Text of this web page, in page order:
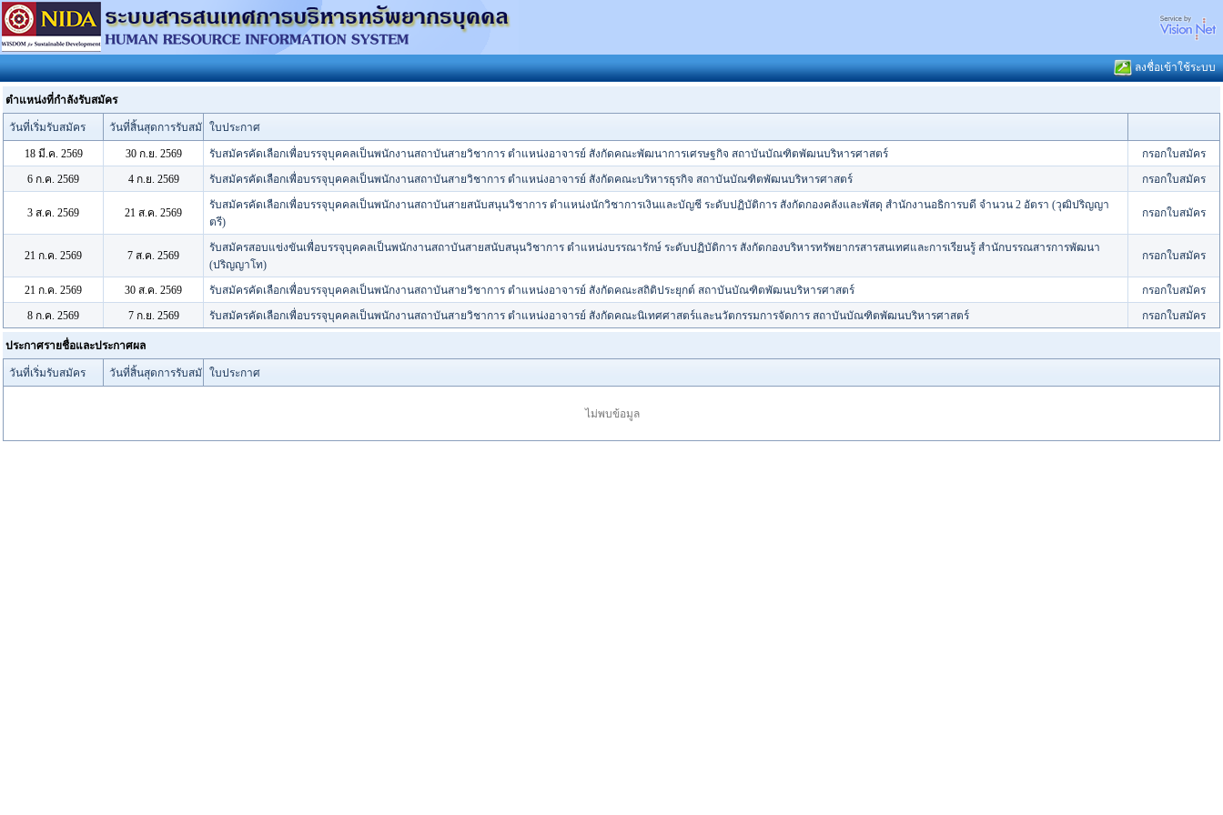
ลงชื่อเข้าใช้ระบบ
ตำแหน่งที่กำลังรับสมัคร
วันที่เริ่มรับสมัคร วันที่สิ้นสุดการรับสมัครใบประกาศ
18 มี.ค. 2569 30 ก.ย. 2569 รับสมัครคัดเลือกเพื่อบรรจุบุคคลเป็นพนักงานสถาบันสายวิชาการ ตำแหน่งอาจารย์ สังกัดคณะพัฒนาการเศรษฐกิจ สถาบันบัณฑิตพัฒนบริหารศาสตร์
กรอกใบสมัคร
6 ก.ค. 2569
4 ก.ย. 2569 รับสมัครคัดเลือกเพื่อบรรจุบุคคลเป็นพนักงานสถาบันสายวิชาการ ตำแหน่งอาจารย์ สังกัดคณะบริหารธุรกิจ สถาบันบัณฑิตพัฒนบริหารศาสตร์ กรอกใบสมัคร
3 ส.ค. 2569 21 ส.ค. 2569
รับสมัครคัดเลือกเพื่อบรรจุบุคคลเป็นพนักงานสถาบันสายสนับสนุนวิชาการ ตำแหน่งนักวิชาการเงินและบัญชี ระดับปฏิบัติการ สังกัดกองคลังและพัสดุ สำนักงานอธิการบดี จำนวน 2 อัตรา (วุฒิปริญญา
ตรี)
กรอกใบสมัคร
21 ก.ค. 2569 7 ส.ค. 2569
รับสมัครสอบแข่งขันเพื่อบรรจุบุคคลเป็นพนักงานสถาบันสายสนับสนุนวิชาการ ตำแหน่งบรรณารักษ์ ระดับปฏิบัติการ สังกัดกองบริหารทรัพยากรสารสนเทศและการเรียนรู้ สำนักบรรณสารการพัฒนา
(ปริญญาโท)
กรอกใบสมัคร
21 ก.ค. 2569 30 ส.ค. 2569 รับสมัครคัดเลือกเพื่อบรรจุบุคคลเป็นพนักงานสถาบันสายวิชาการ ตำแหน่งอาจารย์ สังกัดคณะสถิติประยุกต์ สถาบันบัณฑิตพัฒนบริหารศาสตร์
กรอกใบสมัคร
8 ก.ค. 2569
7 ก.ย. 2569 รับสมัครคัดเลือกเพื่อบรรจุบุคคลเป็นพนักงานสถาบันสายวิชาการ ตำแหน่งอาจารย์ สังกัดคณะนิเทศศาสตร์และนวัตกรรมการจัดการ สถาบันบัณฑิตพัฒนบริหารศาสตร์ กรอกใบสมัคร
ประกาศรายชื่อและประกาศผล
วันที่เริ่มรับสมัคร วันที่สิ้นสุดการรับสมัครใบประกาศ
ไม่พบข้อมูล